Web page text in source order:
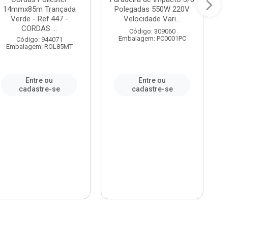
14mmx85m Trançada
Verde - Ref.447 -
CORDAS ...
Código: 944071
Embalagem: ROL85MT
Entre ou
cadastre-se
Polegadas 550W 220V
Velocidade Vari...
Código: 309060
Embalagem: PC0001PC
Entre ou
cadastre-se